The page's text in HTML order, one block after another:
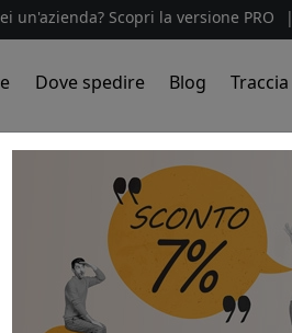
un'azienda? Scopri la versione PRO |
Dove spedire Blog Traccia